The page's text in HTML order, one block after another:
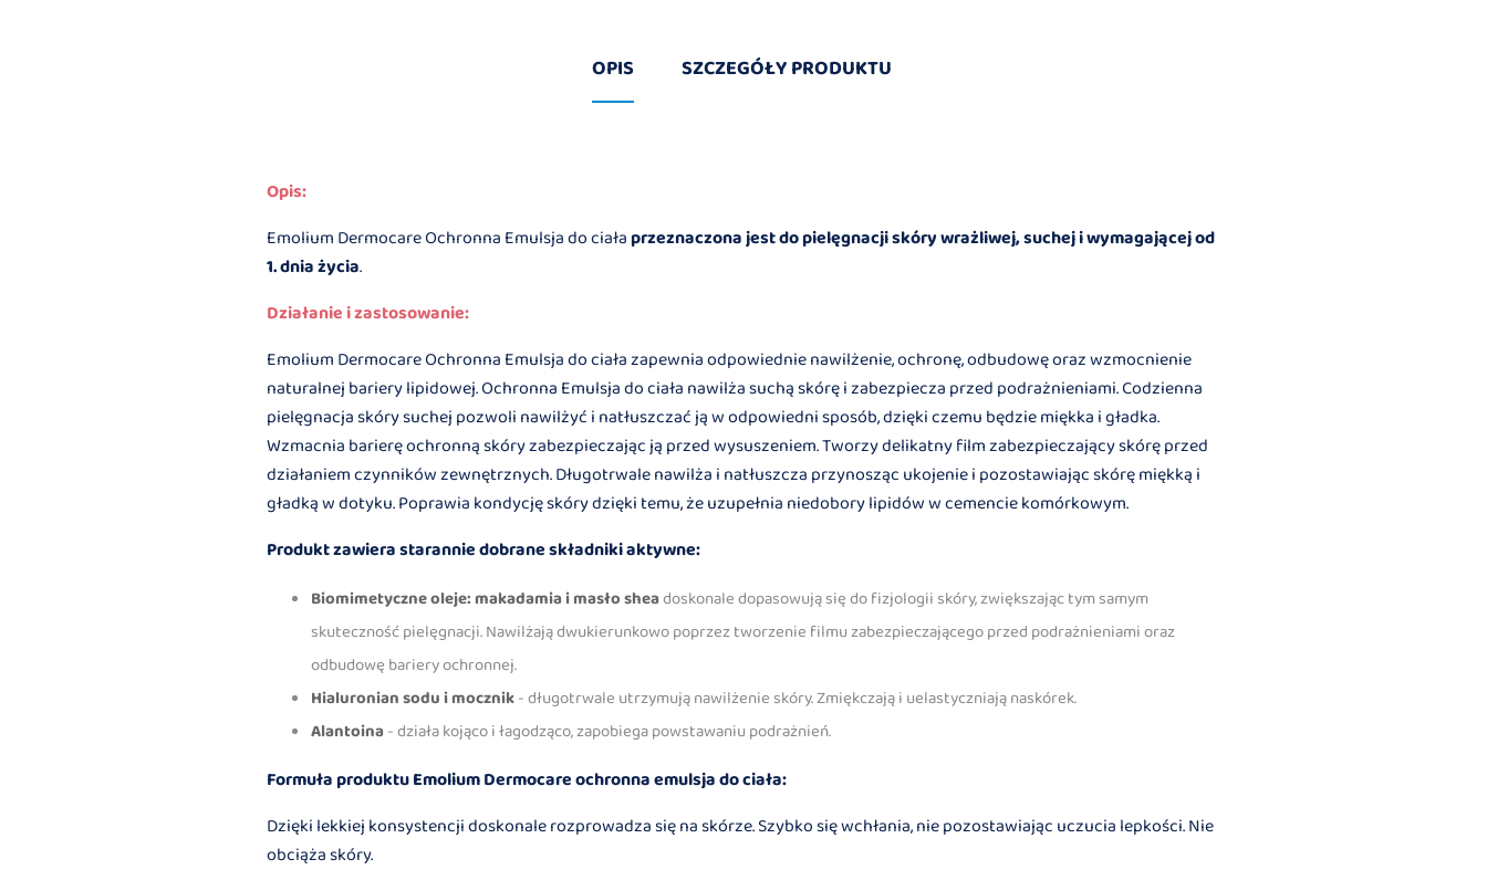
OPIS SZCZEGÓŁY PRODUKTU
Opis:
Emolium Dermocare Ochronna Emulsja do ciałaprzeznaczona jest do pielęgnacji skóry wrażliwej, suchej i wymagającej od
1. dnia życia.
Działanie i zastosowanie:
Emolium Dermocare Ochronna Emulsja do ciała zapewnia odpowiednie nawilżenie, ochronę, odbudowę oraz wzmocnienie
naturalnej bariery lipidowej. Ochronna Emulsja do ciała nawilża suchą skórę i zabezpiecza przed podrażnieniami. Codzienna
pielęgnacja skóry suchej pozwoli nawilżyć i natłuszczać ją w odpowiedni sposób, dzięki czemu będzie miękka i gładka.
Wzmacnia barierę ochronną skóry zabezpieczając ją przed wysuszeniem. Tworzy delikatny film zabezpieczający skórę przed
działaniem czynników zewnętrznych. Długotrwale nawilża i natłuszcza przynosząc ukojenie i pozostawiając skórę miękką i
gładką w dotyku. Poprawia kondycję skóry dzięki temu, że uzupełnia niedobory lipidów w cemencie komórkowym.
Produkt zawiera starannie dobrane składniki aktywne:
Biomimetyczne oleje: makadamia i masło sheadoskonale dopasowują się do fizjologii skóry, zwiększając tym samym
skuteczność pielęgnacji. Nawilżają dwukierunkowo poprzez tworzenie filmu zabezpieczającego przed podrażnieniami oraz
odbudowę bariery ochronnej.
Hialuronian sodu i mocznik- długotrwale utrzymują nawilżenie skóry. Zmiękczają i uelastyczniają naskórek.
Alantoina- działa kojąco i łagodząco, zapobiega powstawaniu podrażnień.
Formuła produktu Emolium Dermocare ochronna emulsja do ciała:
Dzięki lekkiej konsystencji doskonale rozprowadza się na skórze. Szybko się wchłania, nie pozostawiając uczucia lepkości. Nie
obciąża skóry.